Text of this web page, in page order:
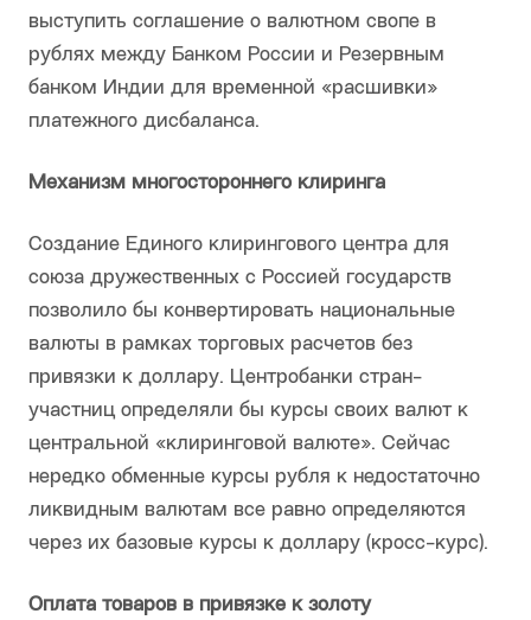
выступить соглашение о валютном свопе в
рублях между Банком России и Резервным
банком Индии для временной «расшивки»
платежного дисбаланса.
Механизм многостороннего клиринга
Создание Единого клирингового центра для
союза дружественных с Россией государств
позволило бы конвертировать национальные
валюты в рамках торговых расчетов без
привязки к доллару. Центробанки стран-
участниц определяли бы курсы своих валют к
центральной «клиринговой валюте». Сейчас
нередко обменные курсы рубля к недостаточно
ликвидным валютам все равно определяются
через их базовые курсы к доллару (кросс-курс).
Оплата товаров в привязке к золоту